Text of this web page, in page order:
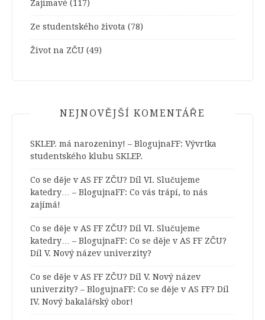
Zajímavé (117)
Ze studentského života (78)
Život na ZČU (49)
NEJNOVĚJŠÍ KOMENTÁŘE
SKLEP. má narozeniny! – BlogujnaFF: Vývrtka
studentského klubu SKLEP.
Co se děje v AS FF ZČU? Díl VI. Slučujeme
katedry… – BlogujnaFF: Co vás trápí, to nás
zajímá!
Co se děje v AS FF ZČU? Díl VI. Slučujeme
katedry… – BlogujnaFF: Co se děje v AS FF ZČU?
Díl V. Nový název univerzity?
Co se děje v AS FF ZČU? Díl V. Nový název
univerzity? – BlogujnaFF: Co se děje v AS FF? Díl
IV. Nový bakalářský obor!